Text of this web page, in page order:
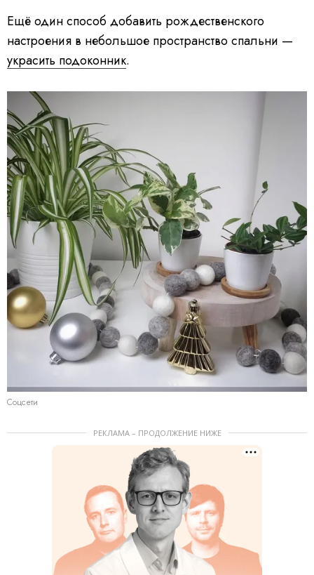
Ещё один способ добавить рождественского
настроения в небольшое пространство спальни —
украсить подоконник.
Соцсети
РЕКЛАМА – ПРОДОЛЖЕНИЕ НИЖЕ